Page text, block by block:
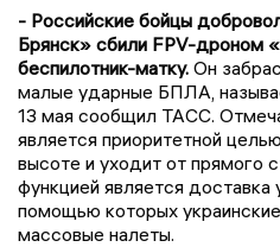
- Российские бойцы
Брянск» сбили FPV-дроном
беспилотник-матку. Он
малые ударные БПЛА,
13 мая сообщил ТАСС.
является приоритетной
высоте и уходит от прямого
функцией является доставка
помощью которых
массовые налеты.